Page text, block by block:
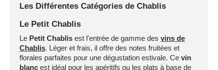
Les Différentes Catégories de Chablis
Le Petit Chablis
Le Petit Chablis est l'entrée de gamme des vins de
Chablis. Léger et frais, il offre des notes fruitées et
florales parfaites pour une dégustation estivale. Ce vin
blanc est idéal pour les apéritifs ou les plats à base de